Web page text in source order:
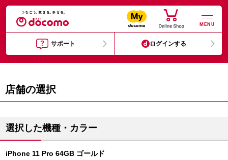
MENU
サポート ログインする
店舗の選択
選択した機種・カラー
iPhone 11 Pro 64GB ゴールド